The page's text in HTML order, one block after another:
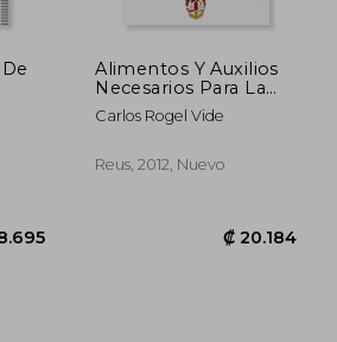
Alimentos Y Auxilios
Necesarios Para La
Vida
Carlos Rogel Vide
Reus, 2012, Nuevo